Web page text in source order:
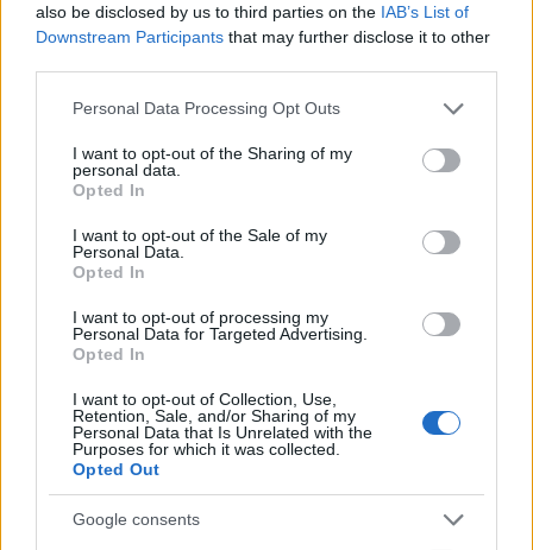
also be disclosed by us to third parties on the IAB’s List of
Downstream Participants that may further disclose it to other
Please note that this website/app uses one or more Google
not limited to your visit or usage behaviour. You may click to
grant or deny consent to Google and its third-party tags to
use your data for below specified purposes in below Google
consent section.
Personal Data Processing Opt Outs
I want to opt-out of the Sharing of my
personal data.
Opted In
I want to opt-out of the Sale of my
Personal Data.
Opted In
I want to opt-out of processing my
Personal Data for Targeted Advertising.
Opted In
I want to opt-out of Collection, Use,
Retention, Sale, and/or Sharing of my
Personal Data that Is Unrelated with the
Purposes for which it was collected.
Opted Out
Google consents
Seduxen (már NEM dr.)
17 éve
hiányzik "erotikus" naptárra Szűcs miniszter
VeressMágus - val'szeg - mindent elborító fekecséről
Seduxen (már NEM dr.)
17 éve
more: és a kereszt nélküli? :))))
more
17 éve
kizarolag azert nem irtam bele h a kereszt nelkuli se,
h megkerdezt, te perverz naci-konzi:))))